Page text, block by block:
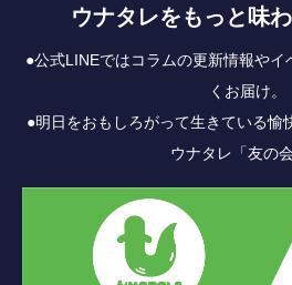
ウナタレをもっと味
●公式LINEではコラムの更新情報や
くお届け。
●明日をおもしろがって生きている愉
ウナタレ「友の